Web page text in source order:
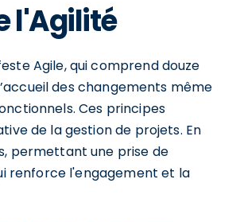
l'Agilité
Agile, qui comprend douze
des changements même
Ces principes
de la gestion de projets. En
permettant une prise de
renforce l'engagement et la